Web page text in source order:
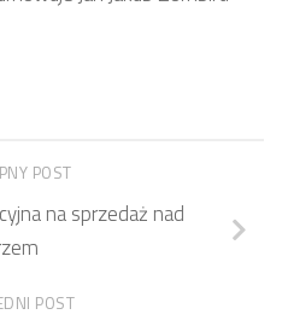
POST
na sprzedaż nad
POST